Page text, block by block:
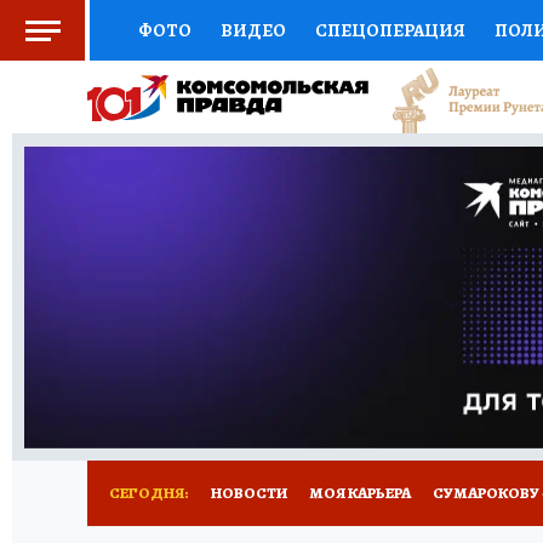
ФОТО ВИДЕО СПЕЦОПЕРАЦИЯ
СОЦПОДДЕРЖКА НАУКА АФИША
ВЫБОР ЭКСПЕРТОВ ДОКТОР
ПРОГНОЗЫ НА СПОРТ
НОВОЕ
СЕГОДНЯ: НОВОСТИ МОЯ КАРЬЕРА СУМАРОКОВУ